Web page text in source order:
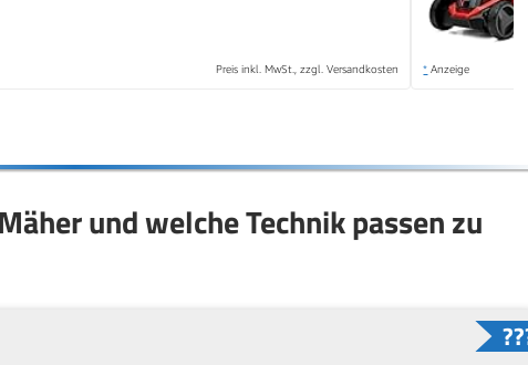
Preis inkl. MwSt., zzgl. Versandkosten * Anzeige
und welche Technik passen zu